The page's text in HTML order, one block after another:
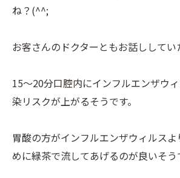
ね？(^^;
お客さんのドクターともお話ししてい
15～20分口腔内にインフルエンザウ
染リスクが上がるそうです。
胃酸の方がインフルエンザウィルス
めに緑茶で流してあげるのが良いそう